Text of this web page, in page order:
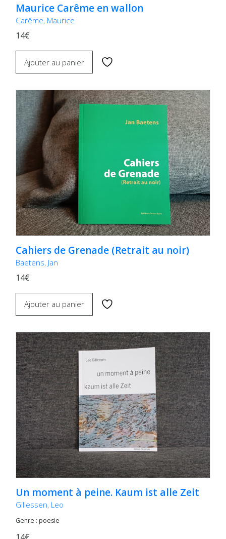
Maurice Carême en wallon
Carême, Maurice
14€
Ajouter au panier
Cahiers de Grenade (Retrait au noir)
Baetens, Jan
14€
Ajouter au panier
Un moment à peine. Kaum ist alle Zeit
Gillessen, Leo
Genre : poesie